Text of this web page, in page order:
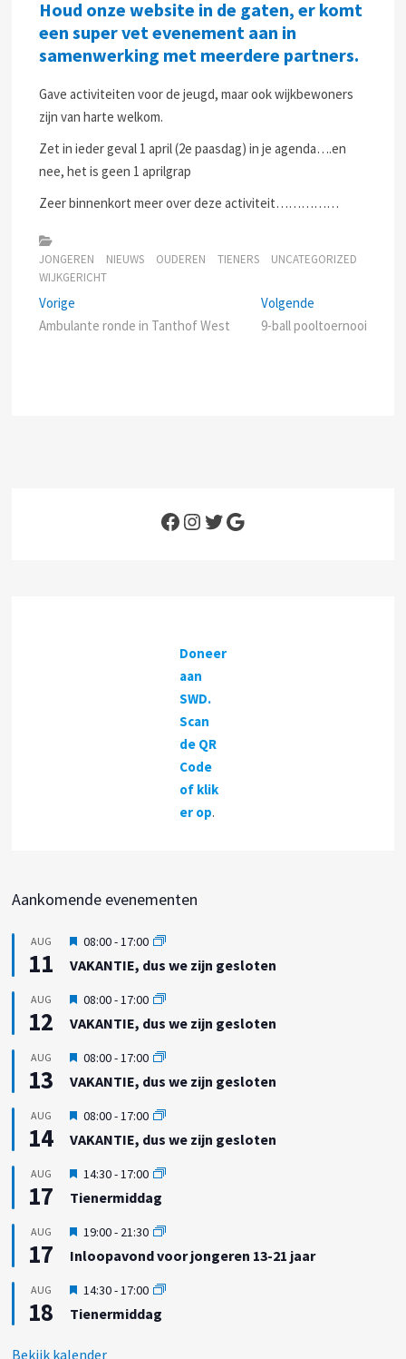
Houd onze website in de gaten, er komt
een super vet evenement aan in
samenwerking met meerdere partners.
Gave activiteiten voor de jeugd, maar ook wijkbewoners
zijn van harte welkom.
Zet in ieder geval 1 april (2e paasdag) in je agenda….en
nee, het is geen 1 aprilgrap
Zeer binnenkort meer over deze activiteit……………
JONGEREN NIEUWS OUDEREN TIENERS
UNCATEGORIZED
WIJKGERICHT
Bericht
navigatie
Vorige
post:
Ambulante ronde in Tanthof West
VolgendeNext
post:
9-ball pooltoernooi
Facebook
Instagram
Twitter
Google
Doneer
aan
SWD.
Scan
de QR
Code
of klik
er op.
Aankomende evenementen
AUG
11
U
i
t
g
e
l
c
h
08:00-17:00
VAKANTIE, dus we zijn gesloten
AUG
12
U
i
t
g
e
l
c
h
08:00-17:00
VAKANTIE, dus we zijn gesloten
AUG
13
U
i
t
g
e
l
c
h
08:00-17:00
VAKANTIE, dus we zijn gesloten
AUG
14
U
i
t
g
e
l
c
h
08:00-17:00
VAKANTIE, dus we zijn gesloten
AUG
17
U
t
g
e
l
c
h
14:30-17:00
Tienermiddag
AUG
17
U
i
t
g
e
l
c
19:00- 21:30
Inloopavond voor jongeren 13-21 jaar
AUG
18
U
t
14:30-17:00
Tienermiddag
Bekijk kalender